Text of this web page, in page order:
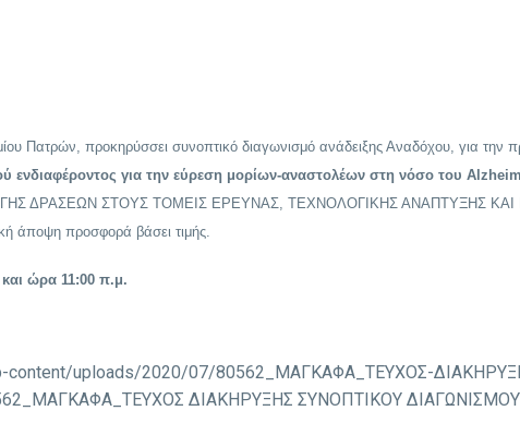
Πατρών, προκηρύσσει συνοπτικό διαγωνισμό ανάδειξης Αναδόχου, για την
ενδιαφέροντος για την εύρεση μορίων-αναστολέων στη νόσο του
ΔΡΑΣΕΩΝ ΣΤΟΥΣ ΤΟΜΕΙΣ ΕΡΕΥΝΑΣ, ΤΕΧΝΟΛΟΓΙΚΗΣ ΑΝΑΠΤΥΞΗΣ ΚΑΙ
άποψη προσφορά βάσει τιμής.
και ώρα 11:00 π.μ.
content/uploads/2020/07/80562_ΜΑΓΚΑΦΑ_ΤΕΥΧΟΣ-
ΔΙΑΚΗΡΥΞΗΣ ΣΥΝΟΠΤΙΚΟΥ